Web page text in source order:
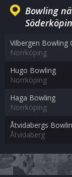
Bowling
Vilbergen Bowling
Norrköping
Hugo Bowling
Norrköping
Haga Bowling
Norrköping
Åtvidabergs
Åtvidaberg